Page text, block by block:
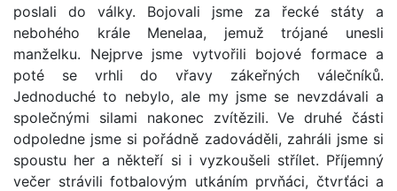
poslali do války. Bojovali jsme za řecké státy a
nebohého krále Menelaa, jemuž trójané unesli
manželku. Nejprve jsme vytvořili bojové formace a
poté se vrhli do vřavy zákeřných válečníků.
Jednoduché to nebylo, ale my jsme se nevzdávali a
společnými silami nakonec zvítězili.Ve druhé části
odpoledne jsme si pořádně zadováděli, zahráli jsme si
spoustu her a někteří si i vyzkoušeli střílet. Příjemný
večer strávili fotbalovým utkáním prvňáci, čtvrťáci a